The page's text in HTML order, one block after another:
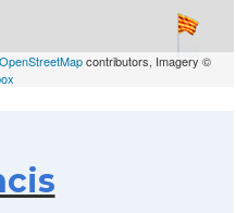
OpenStreetMapcontributors, Imagery ©